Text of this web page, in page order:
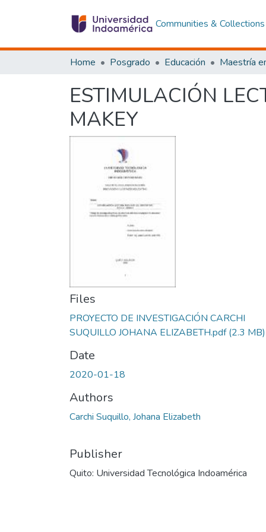
Communities & Collections
Home Posgrado Educación
ESTIMULACIÓN
MAKEY
Files
PROYECTO DE INVESTIGACIÓN CARCHI
SUQUILLO JOHANA ELIZABETH.pdf(2.3 MB)
Date
2020-01-18
Authors
Carchi Suquillo, Johana Elizabeth
Publisher
Quito: Universidad Tecnológica Indoamérica